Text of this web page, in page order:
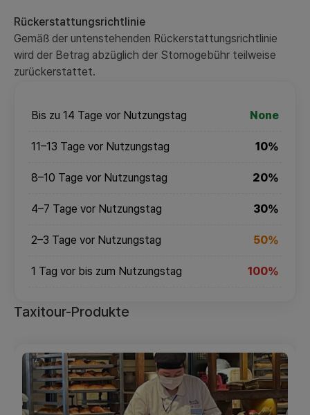
Rückerstattungsrichtlinie
Gemäß der untenstehenden Rückerstattungsrichtlinie
wird der Betrag abzüglich der Stornogebühr teilweise
zurückerstattet.
Bis zu 14 Tage vor Nutzungstag None
11–13 Tage vor Nutzungstag 10%
8–10 Tage vor Nutzungstag 20%
4–7 Tage vor Nutzungstag 30%
2–3 Tage vor Nutzungstag 50%
1 Tag vor bis zum Nutzungstag 100%
Taxitour-Produkte